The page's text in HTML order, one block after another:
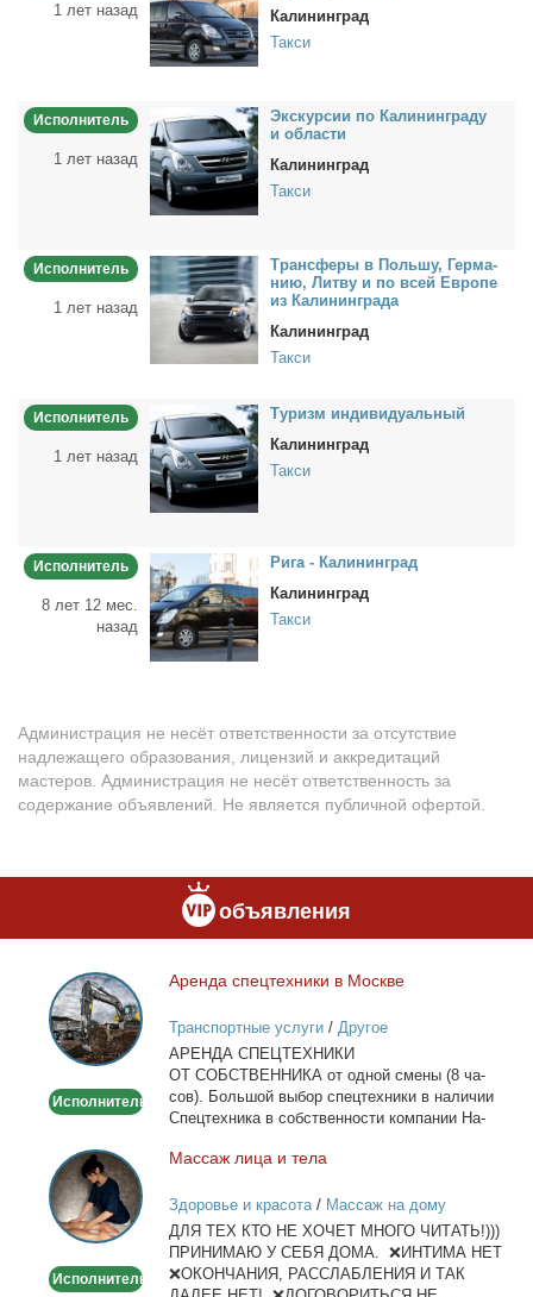
1 лет назад
Калининград
Такси
Исполнитель
1 лет назад
Экс­кур­сии по Ка­ли­нин­гра­ду
и об­ла­сти
Калининград
Такси
Исполнитель
1 лет назад
Транс­фе­ры в Поль­шу, Гер­ма­
нию, Лит­ву и по всей Ев­ро­пе
из Ка­ли­нин­гра­да
Калининград
Такси
Исполнитель
1 лет назад
Ту­ризм ин­ди­ви­ду­аль­ный
Калининград
Такси
Исполнитель
8 лет 12 мес.
назад
Ри­га - Ка­ли­нин­град
Калининград
Такси
Администрация не несёт ответственности за отсутствие
надлежащего образования, лицензий и аккредитаций
мастеров. Администрация не несёт ответственность за
содержание объявлений. Не является публичной офертой.
объявления
Аренда
спецтехники
в
Москве
Исполнитель
Арен­да спец­тех­ни­ки в Москве
Транспортные услуги/ Другое
АРЕНДА СПЕЦТЕХНИКИ
ОТ СОБСТВЕННИКА от од­ной сме­ны (8 ча­
сов). Боль­шой вы­бор спец­тех­ни­ки в на­ли­чии
Спец­тех­ни­ка в соб­ствен­но­сти ком­па­нии На­
Массаж
лица
и
тела
Исполнитель
Мас­саж ли­ца и те­ла
Здоровье и красота/ Массаж на дому
ДЛЯ ТЕХ КТО НЕ ХОЧЕТ МНОГО ЧИТАТЬ!)))
ПРИНИМАЮ У СЕБЯ ДОМА. ❌ИНТИМА НЕТ
❌ОКОНЧАНИЯ, РАССЛАБЛЕНИЯ И ТАК